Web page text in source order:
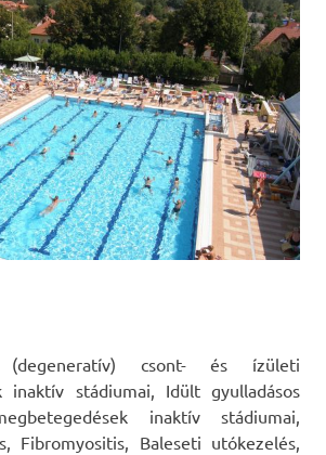
csont- és ízületi
inaktív stádiumai, Idült gyulladásos
inaktív stádiumai,
Fibromyositis, Baleseti utókezelés,